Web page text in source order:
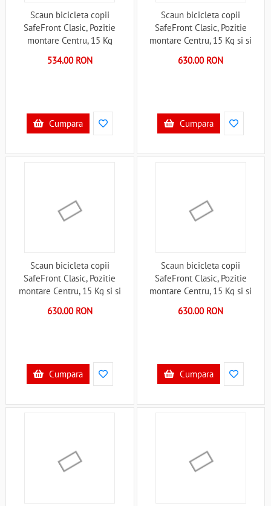
Scaun bicicleta copii
SafeFront Clasic, Pozitie
montare Centru, 15 Kg
534.00 RON
Cumpara
Scaun bicicleta copii
SafeFront Clasic, Pozitie
montare Centru, 15 Kg si si
Tail WeeRide WR09SKFT
630.00 RON
Cumpara
Scaun bicicleta copii
SafeFront Clasic, Pozitie
montare Centru, 15 Kg si si
Penguin WeeRide WR09SKPG
630.00 RON
Cumpara
Scaun bicicleta copii
SafeFront Clasic, Pozitie
montare Centru, 15 Kg si si
Police WeeRide WR09SKPL
630.00 RON
Cumpara